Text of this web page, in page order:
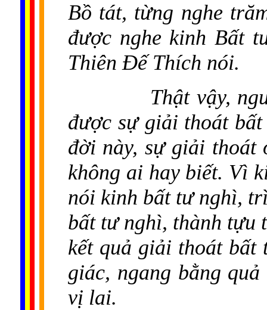
Bồ tát, từng nghe
được nghe kinh Bất
Thiên Đế Thích nói.
Thật vậy,
được sự giải thoát
đời này, sự giải
không ai hay biết. Vì
nói kinh bất tư nghì,
bất tư nghì, thành tựu
kết quả giải thoát
giác, ngang bằng
vị lai.